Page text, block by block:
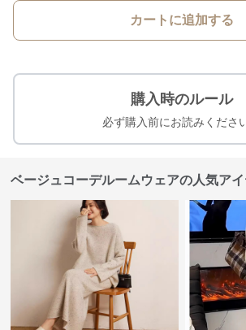
カートに追加する
購入時のルール
必ず購入前にお読みくださ
ベージュコーデルームウェアの人気ア